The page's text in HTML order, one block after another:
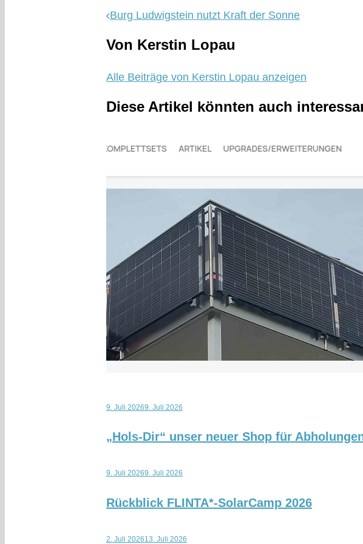
Burg Ludwigstein nutzt Kraft der Sonne
Von Kerstin Lopau
Alle Beiträge von Kerstin Lopau anzeigen
Diese Artikel könnten auch
9. Juli 20269. Juli 2026
„Hols-Dir“ unser neuer Shop für
9. Juli 20269. Juli 2026
Rückblick FLINTA*-SolarCamp 2026
2. Juli 202613. Juli 2026